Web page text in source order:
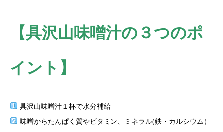
【具沢山味噌汁の３つのポ
イント】
具沢山味噌汁１杯で水分補給
味噌からたんぱく質やビタミン、ミネラル(鉄・カルシウム）